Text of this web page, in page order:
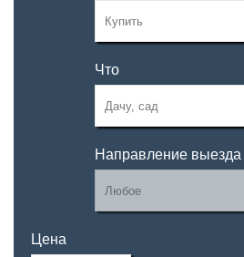
Что
Направление выезда
Цена